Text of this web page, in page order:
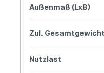
Außenmaß (LxB)
Zul. Gesamtgewicht
Nutzlast